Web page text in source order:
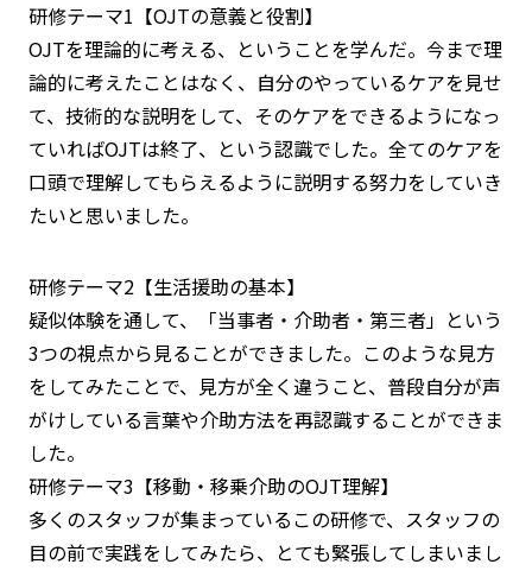
研修テーマ1【OJTの意義と役割】
OJTを理論的に考える、ということを学んだ。今まで理
論的に考えたことはなく、自分のやっているケアを見せ
て、技術的な説明をして、そのケアをできるようになっ
ていればOJTは終了、という認識でした。全てのケアを
口頭で理解してもらえるように説明する努力をしていき
たいと思いました。
研修テーマ2【生活援助の基本】
疑似体験を通して、「当事者・介助者・第三者」という
3つの視点から見ることができました。このような見方
をしてみたことで、見方が全く違うこと、普段自分が声
がけしている言葉や介助方法を再認識することができま
した。
研修テーマ3【移動・移乗介助のOJT理解】
多くのスタッフが集まっているこの研修で、スタッフの
目の前で実践をしてみたら、とても緊張してしまいまし